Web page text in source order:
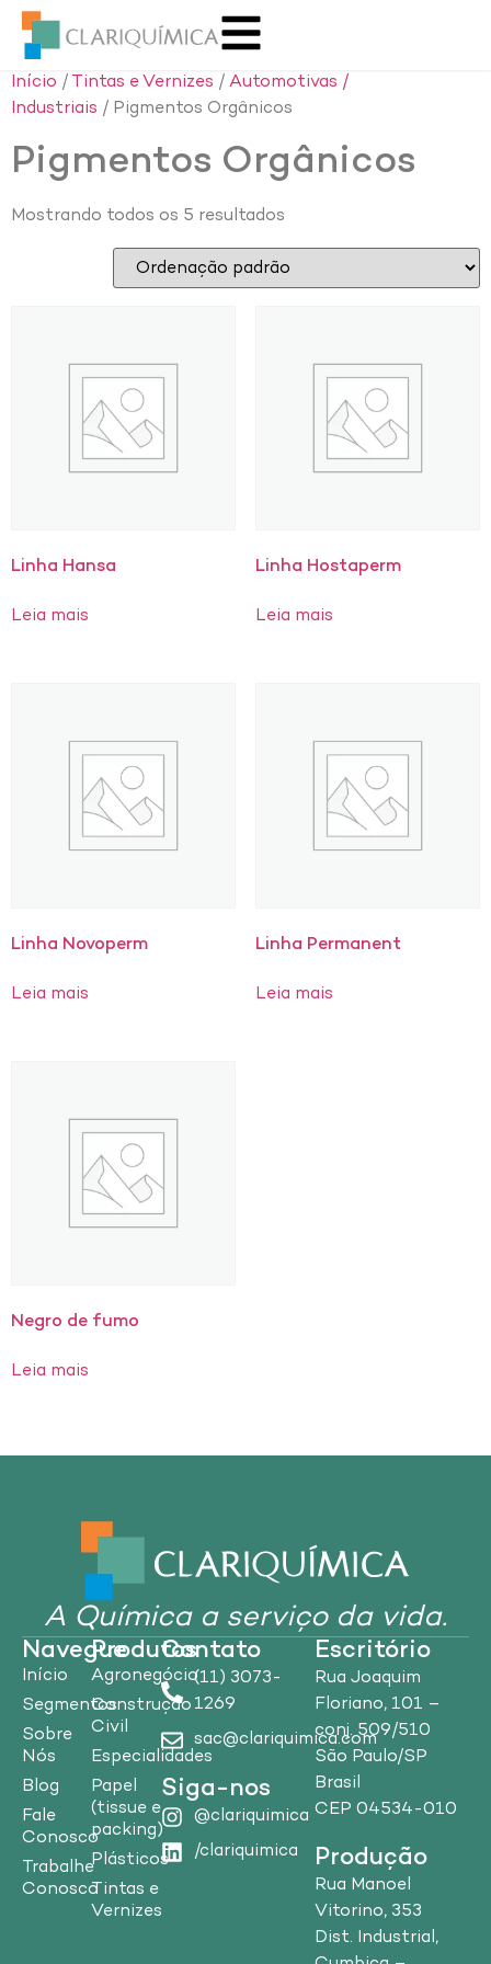
Início / Tintas e Vernizes / Automotivas /
Industriais / Pigmentos Orgânicos
Pigmentos Orgânicos
Mostrando todos os 5 resultados
Linha Hansa
Leia mais
Linha Hostaperm
Leia mais
Linha Novoperm
Leia mais
Linha Permanent
Leia mais
Negro de fumo
Leia mais
A Química a serviço da vida.
Navegue
Início
Segmentos
Sobre
Nós
Blog
Fale
Conosco
Trabalhe
Conosco
Produtos
Agronegócio
Construção
Civil
Especialidades
Papel
(tissue e
packing)
Plásticos
Tintas e
Vernizes
Contato
(11) 3073-
1269
sac@clariquimica.com
Siga-nos
@clariquimica
/clariquimica
Escritório
Rua Joaquim
Floriano, 101 –
conj. 509/510
São Paulo/SP
Brasil
CEP 04534-010
Produção
Rua Manoel
Vitorino, 353
Dist. Industrial,